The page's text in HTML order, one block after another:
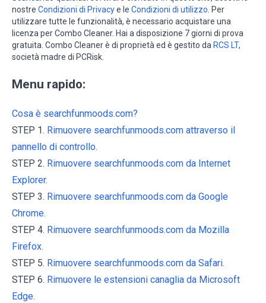
nostre Condizioni di Privacye le Condizioni di utilizzo. Per
utilizzare tutte le funzionalità, è necessario acquistare una
licenza per Combo Cleaner. Hai a disposizione 7 giorni di prova
gratuita. Combo Cleaner è di proprietà ed è gestito da RCS LT,
società madre di PCRisk.
Menu rapido:
Cosa è searchfunmoods.com?
STEP 1. Rimuovere searchfunmoods.com attraverso il
pannello di controllo.
STEP 2. Rimuovere searchfunmoods.com da Internet
Explorer.
STEP 3. Rimuovere searchfunmoods.com da Google
Chrome.
STEP 4. Rimuovere searchfunmoods.com da Mozilla
Firefox.
STEP 5. Rimuovere searchfunmoods.com da Safari.
STEP 6. Rimuovere le estensioni canaglia da Microsoft
Edge.